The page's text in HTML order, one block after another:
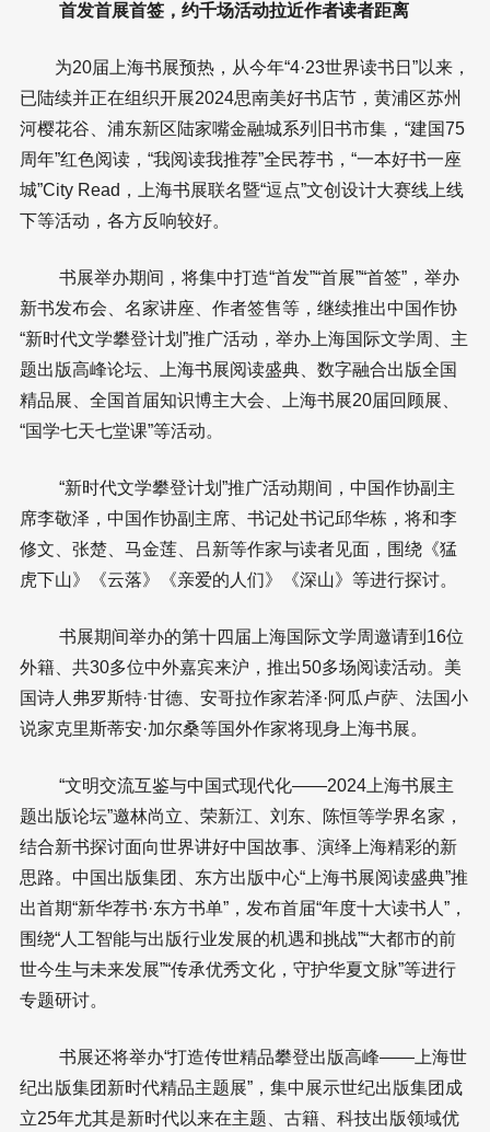
首发首展首签，约千场活动拉近作者读者距离
为20届上海书展预热，从今年“4·23世界读书日”以来，
已陆续并正在组织开展2024思南美好书店节，黄浦区苏州
河樱花谷、浦东新区陆家嘴金融城系列旧书市集，“建国75
周年”红色阅读，“我阅读我推荐”全民荐书，“一本好书一座
城”City Read，上海书展联名暨“逗点”文创设计大赛线上线
下等活动，各方反响较好。
书展举办期间，将集中打造“首发”“首展”“首签”，举办
新书发布会、名家讲座、作者签售等，继续推出中国作协
“新时代文学攀登计划”推广活动，举办上海国际文学周、主
题出版高峰论坛、上海书展阅读盛典、数字融合出版全国
精品展、全国首届知识博主大会、上海书展20届回顾展、
“国学七天七堂课”等活动。
“新时代文学攀登计划”推广活动期间，中国作协副主
席李敬泽，中国作协副主席、书记处书记邱华栋，将和李
修文、张楚、马金莲、吕新等作家与读者见面，围绕《猛
虎下山》《云落》《亲爱的人们》《深山》等进行探讨。
书展期间举办的第十四届上海国际文学周邀请到16位
外籍、共30多位中外嘉宾来沪，推出50多场阅读活动。美
国诗人弗罗斯特·甘德、安哥拉作家若泽·阿瓜卢萨、法国小
说家克里斯蒂安·加尔桑等国外作家将现身上海书展。
“文明交流互鉴与中国式现代化——2024上海书展主
题出版论坛”邀林尚立、荣新江、刘东、陈恒等学界名家，
结合新书探讨面向世界讲好中国故事、演绎上海精彩的新
思路。中国出版集团、东方出版中心“上海书展阅读盛典”推
出首期“新华荐书·东方书单”，发布首届“年度十大读书人”，
围绕“人工智能与出版行业发展的机遇和挑战”“大都市的前
世今生与未来发展”“传承优秀文化，守护华夏文脉”等进行
专题研讨。
书展还将举办“打造传世精品攀登出版高峰——上海世
纪出版集团新时代精品主题展”，集中展示世纪出版集团成
立25年尤其是新时代以来在主题、古籍、科技出版领域优